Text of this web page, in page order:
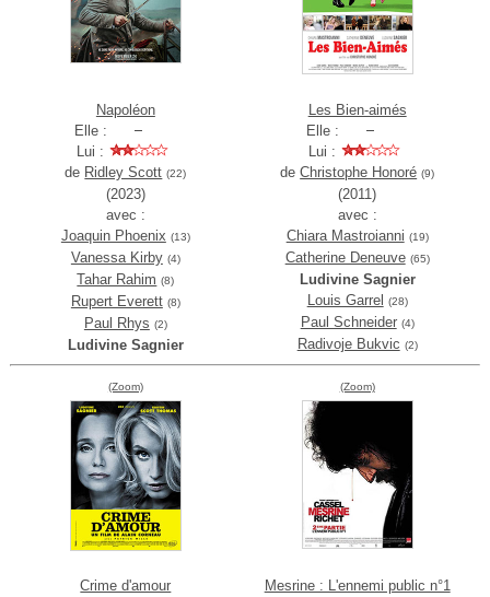
Napoléon
Elle :
Lui :
de Ridley Scott (22)
(2023)
avec :
Joaquin Phoenix (13)
Vanessa Kirby (4)
Tahar Rahim (8)
Rupert Everett (8)
Paul Rhys (2)
Ludivine Sagnier
Les Bien-aimés
Elle :
Lui :
deChristophe Honoré (9)
(2011)
avec :
Chiara Mastroianni (19)
Catherine Deneuve (65)
Ludivine Sagnier
Louis Garrel
(28)
Paul Schneider (4)
Radivoje Bukvic (2)
(Zoom)
Crime d'amour
(Zoom)
Mesrine : L'ennemi public n°1